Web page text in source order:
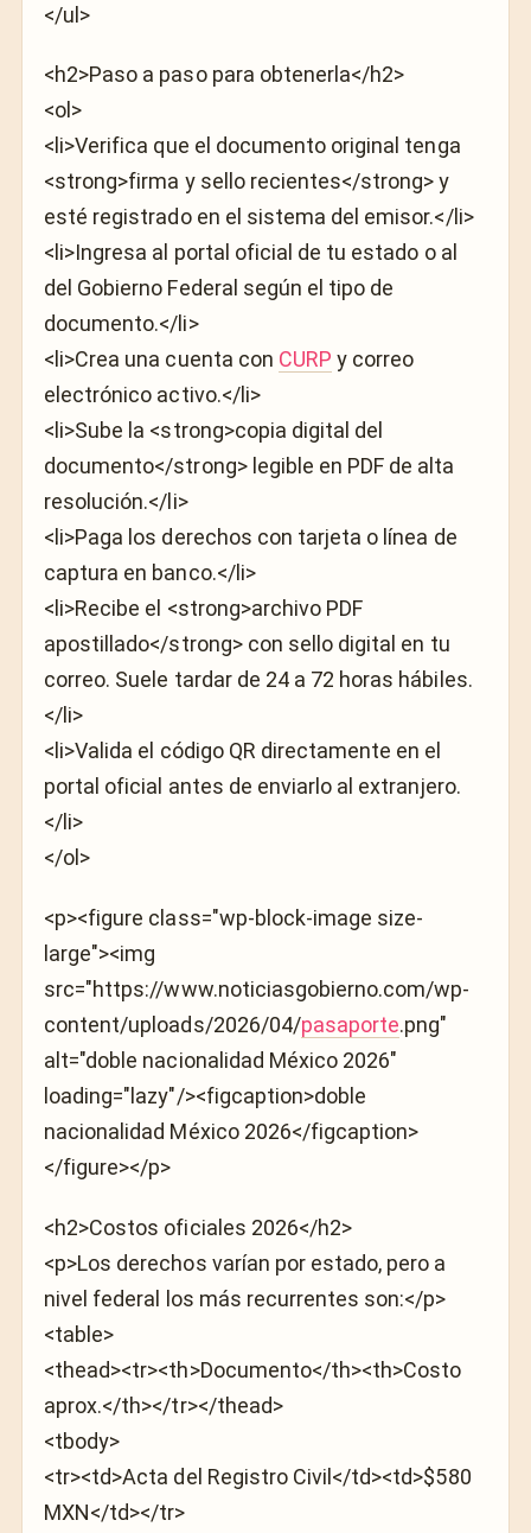
</ul>
<h2>Paso a paso para obtenerla</h2>
<ol>
<li>Verifica que el documento original tenga
<strong>firma y sello recientes</strong> y
esté registrado en el sistema del emisor.</li>
<li>Ingresa al portal oficial de tu estado o al
del Gobierno Federal según el tipo de
documento.</li>
<li>Crea una cuenta con CURP y correo
electrónico activo.</li>
<li>Sube la <strong>copia digital del
documento</strong> legible en PDF de alta
resolución.</li>
<li>Paga los derechos con tarjeta o línea de
captura en banco.</li>
<li>Recibe el <strong>archivo PDF
apostillado</strong> con sello digital en tu
correo. Suele tardar de 24 a 72 horas hábiles.
</li>
<li>Valida el código QR directamente en el
portal oficial antes de enviarlo al extranjero.
</li>
</ol>
<p><figure class="wp-block-image size-
large"><img
src="https://www.noticiasgobierno.com/wp-
content/uploads/2026/04/pasaporte.png"
alt="doble nacionalidad México 2026"
loading="lazy"/><figcaption>doble
nacionalidad México 2026</figcaption>
</figure></p>
<h2>Costos oficiales 2026</h2>
<p>Los derechos varían por estado, pero a
nivel federal los más recurrentes son:</p>
<table>
<thead><tr><th>Documento</th><th>Costo
aprox.</th></tr></thead>
<tbody>
<tr><td>Acta del Registro Civil</td><td>$580
MXN</td></tr>